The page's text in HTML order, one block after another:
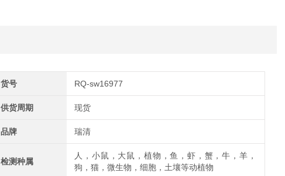
货号 RQ-sw16977
供货周期 现货
品牌 瑞清
检测种属
人，小鼠，大鼠，植物，鱼，虾，蟹，牛，羊，
狗，猫，微生物，细胞，土壤等动植物